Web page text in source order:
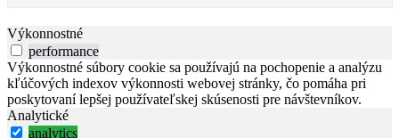
Výkonnostné
performance
Výkonnostné súbory cookie sa používajú na pochopenie a analýzu
kľúčových indexov výkonnosti webovej stránky, čo pomáha pri
poskytovaní lepšej používateľskej skúsenosti pre návštevníkov.
Analytické
analytics